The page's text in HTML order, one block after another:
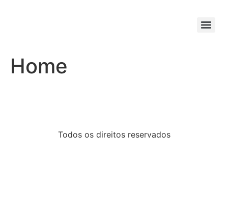
Home
Todos os direitos reservados